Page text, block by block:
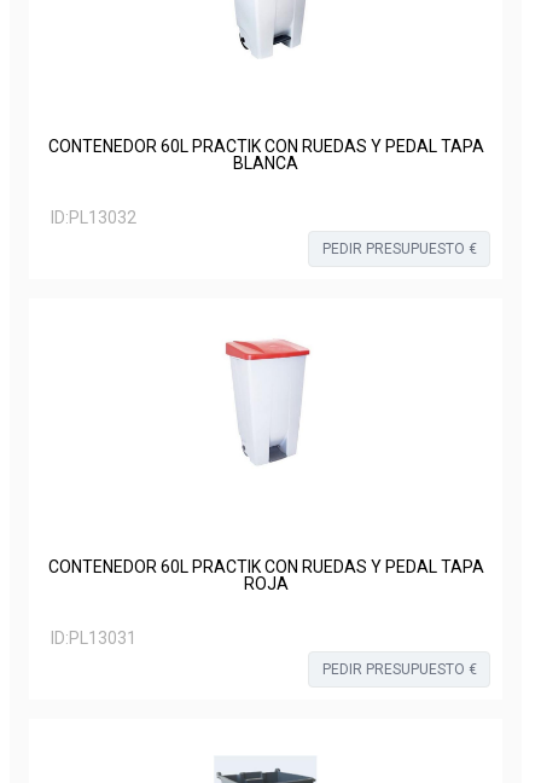
CONTENEDOR 60L PRACTIK CON RUEDAS Y PEDAL TAPA
BLANCA
ID:PL13032
PEDIR PRESUPUESTO €
CONTENEDOR 60L PRACTIK CON RUEDAS Y PEDAL TAPA
ROJA
ID:PL13031
PEDIR PRESUPUESTO €